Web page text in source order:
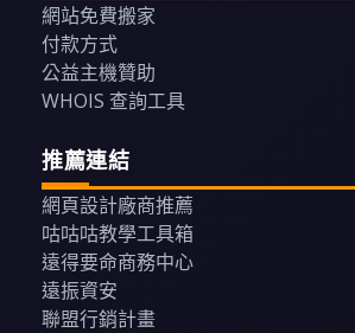
網站免費搬家
付款方式
公益主機贊助
WHOIS 查詢工具
推薦連結
網頁設計廠商推薦
咕咕咕教學工具箱
遠得要命商務中心
遠振資安
聯盟行銷計畫